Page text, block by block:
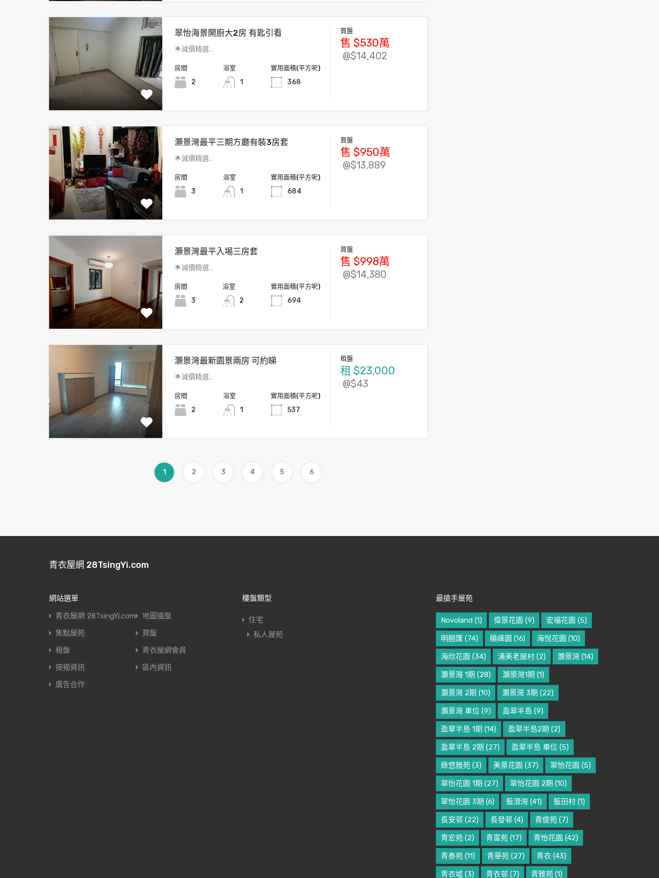
翠怡海景開廚大2房 有匙引看
🌟減價精選…
房間
2
浴室
1
實用面積(平方呎)
368
買盤
售 $530萬
@$14,402
灝景灣最平三期方廳有裝3房套
🌟減價精選…
房間
3
浴室
1
實用面積(平方呎)
684
買盤
售 $950萬
@$13,889
灝景灣最平入埸三房套
🌟減價精選…
房間
3
浴室
2
實用面積(平方呎)
694
買盤
售 $998萬
@$14,380
灝景灣最新園景兩房 可約睇
🌟減價精選…
房間
2
浴室
1
實用面積(平方呎)
537
租盤
租 $23,000
@$43
1 2 3 4 5 6
青衣屋網 28TsingYi.com
網站選單
青衣屋網 28TsingYi.com
地圖搵盤
焦點屋苑
買盤
租盤
青衣屋網會員
按揭資訊
區內資訊
廣告合作
樓盤類型
住宅
私人屋苑
最搶手屋苑
Novoland(1) 偉景花園 (9) 宏福花園 (5)
明翹匯 (74) 曉峰園 (16) 海悅花園 (10)
海欣花園 (34) 涌美老屋村(2) 灝景灣 (14)
灝景灣 1期 (28) 灝景灣1期 (1)
灝景灣 2期 (10) 灝景灣 3期 (22)
灝景灣 車位 (9) 盈翠半島(9)
盈翠半島 1期 (14) 盈翠半島2期 (2)
盈翠半島 2期 (27) 盈翠半島 車位 (5)
綠悠雅苑(3) 美景花園 (37) 翠怡花園 (5)
翠怡花園 1期 (27) 翠怡花園 2期 (10)
翠怡花園 3期 (6) 藍澄灣 (41) 藍田村(1)
長安邨(22) 長發邨(4) 青俊苑(7)
青宏苑(2) 青富苑(17) 青怡花園 (42)
青泰苑(11) 青華苑(27) 青衣 (43)
青衣墟(3) 青衣邨(7) 青雅苑(1)